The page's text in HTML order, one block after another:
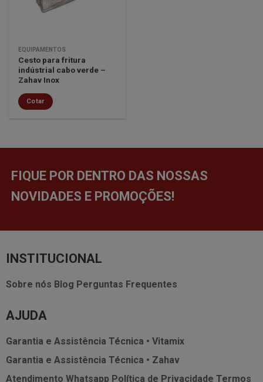
EQUIPAMENTOS
Cesto para fritura
indústrial cabo verde –
Zahav Inox
Cotar
FIQUE POR DENTRO DAS NOSSAS
NOVIDADES E PROMOÇÕES!
INSTITUCIONAL
Sobre nós Blog Perguntas Frequentes
AJUDA
Garantia e Assistência Técnica • Vitamix
Garantia e Assistência Técnica • Zahav
Atendimento Whatsapp Política de Privacidade Termos